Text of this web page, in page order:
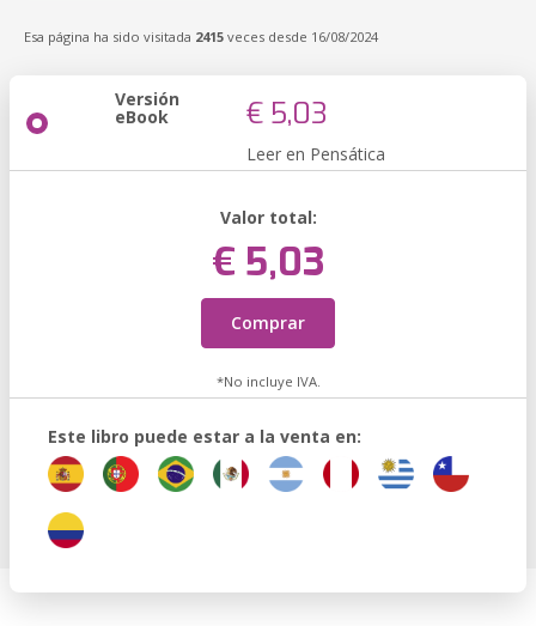
Esa página ha sido visitada 2415 veces desde 16/08/2024
Versión
eBook € 5,03
Leer en Pensática
Valor total:
€ 5,03
Comprar
*No incluye IVA.
Este libro puede estar a la venta en: